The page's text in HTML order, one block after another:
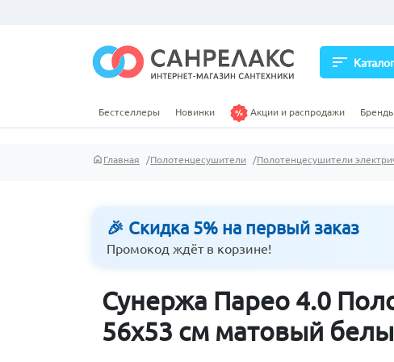
sort Каталог
Бестселлеры Новинки Акции и распродажи
Главная Полотенцесушители Полотенцесушители
🎉 Скидка 5% на первый заказ
Промокод ждёт в корзине!
Сунержа Парео 4.0
56х53 см матовый